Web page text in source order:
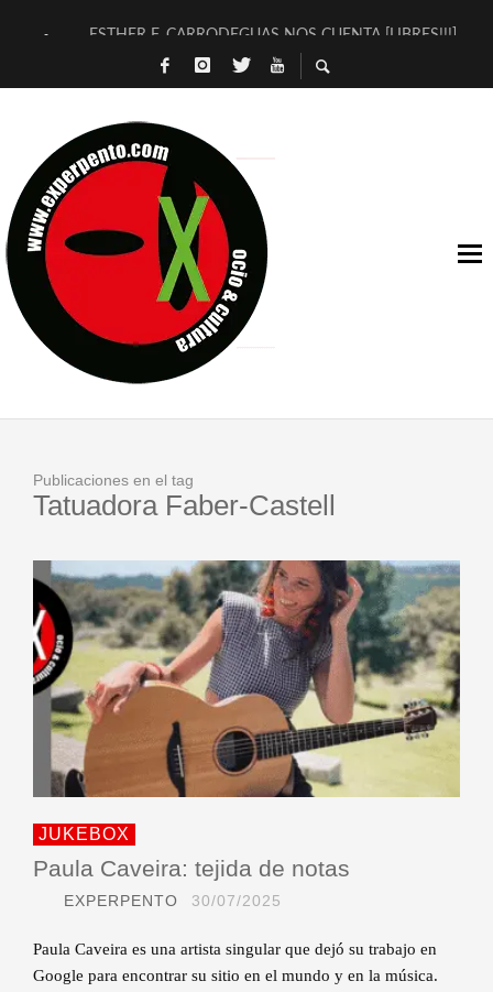
ESTHER F. CARRODEGUAS NOS CUENTA [LIBRES!!!]
[TERRA DE GUAPES] DE SANDRA MONFORT
TIMBRE 4, LA ESCUELA DEL DIRECTOR TEATRAL CLAUDIO
30 AÑOS (NO ES NADA) DE LA KATARSIS DEL TOMATAZO
MILITARES JUDÍAS EN #EXVITA
D’BALDOMEROS REINVENTAN [BITÁCORA 3.0] EN EXVITA
MARSHALL FLASH PRESENTA EN EXVITA [RELATIVA
JOFRE BARDAGÍ EN EXVITA INTERPRETANDO A SERRAT
Publicaciones en el tag
Tatuadora Faber-Castell
JUKEBOX
Paula Caveira: tejida de notas
EXPERPENTO 30/07/2025
Paula Caveira es una artista singular que dejó su trabajo en
Google para encontrar su sitio en el mundo y en la música.